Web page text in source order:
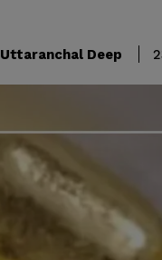
Uttaranchal Deep